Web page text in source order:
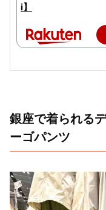
i】
銀座で着られる
ーゴパンツ